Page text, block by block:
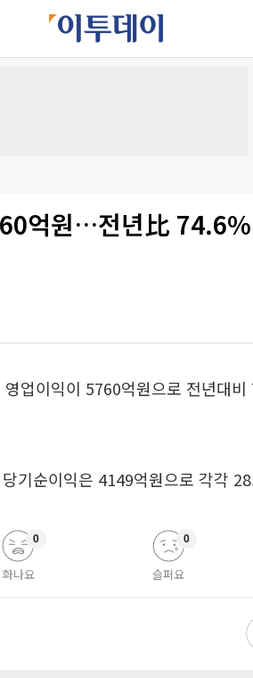
억원…전년比
업이익이 5760억원으로 전년대
기순이익은 4149억원으로 각각
화나요
0
슬퍼요
0